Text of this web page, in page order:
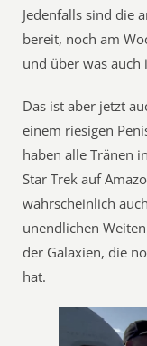
Jedenfalls sind die
bereit, noch am
und über was
Das ist aber jetzt
einem riesigen
haben alle Tränen
Star Trek auf
wahrscheinlich
unendlichen
der Galaxien, die
hat.